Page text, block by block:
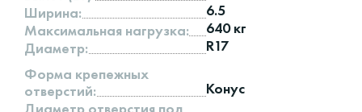
Ширина:
6.5
Максимальная нагрузка:
640 кг
Диаметр:
R17
Форма крепежных
отверстий:
Конус